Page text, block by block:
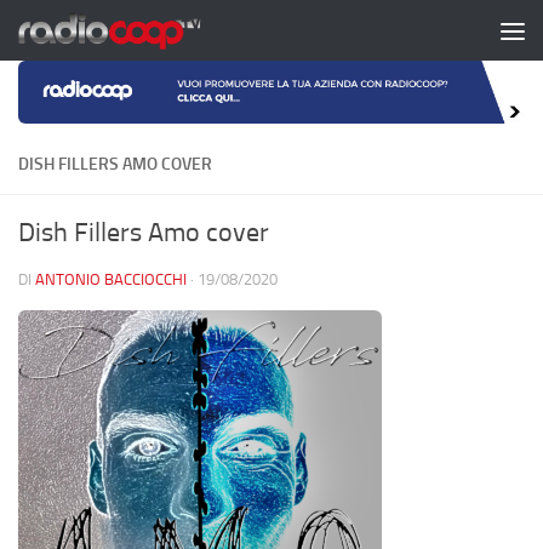
Salta al contenuto
DISH FILLERS AMO COVER
Dish Fillers Amo cover
DI ANTONIO BACCIOCCHI · 19/08/2020